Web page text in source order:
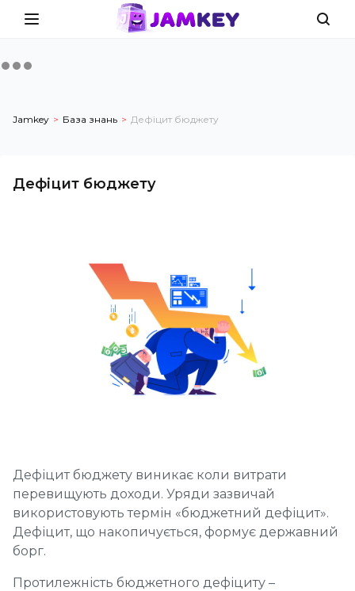
Jamkey База знань Дефіцит бюджету
Дефіцит бюджету
Дефіцит бюджету виникає коли витрати
перевищують доходи. Уряди зазвичай
використовують термін «бюджетний дефіцит».
Дефіцит, що накопичується, формує державний
борг.
Протилежність бюджетного дефіциту –